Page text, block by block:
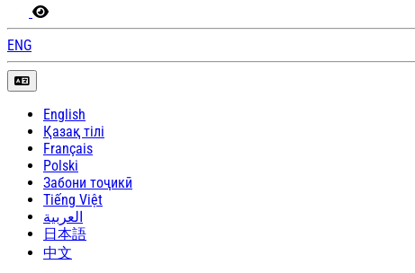
ENG
English
Қазақ тілі
Français
Polski
Забони тоҷикӣ
Tiếng Việt
العربية
日本語
中文